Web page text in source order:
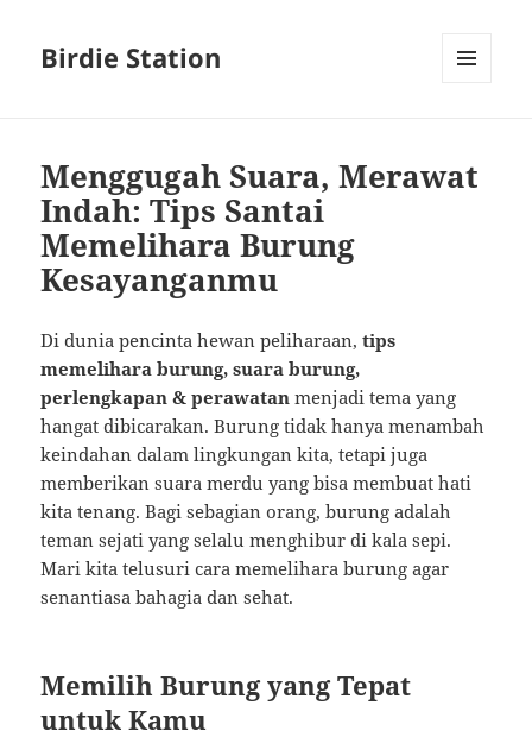
Birdie Station
Menggugah Suara, Merawat
Indah: Tips Santai
Memelihara Burung
Kesayanganmu
Di dunia pencinta hewan peliharaan,tips
memelihara burung, suara burung,
perlengkapan & perawatan menjadi tema yang
hangat dibicarakan. Burung tidak hanya menambah
keindahan dalam lingkungan kita, tetapi juga
memberikan suara merdu yang bisa membuat hati
kita tenang. Bagi sebagian orang, burung adalah
teman sejati yang selalu menghibur di kala sepi.
Mari kita telusuri cara memelihara burung agar
senantiasa bahagia dan sehat.
Memilih Burung yang Tepat
untuk Kamu